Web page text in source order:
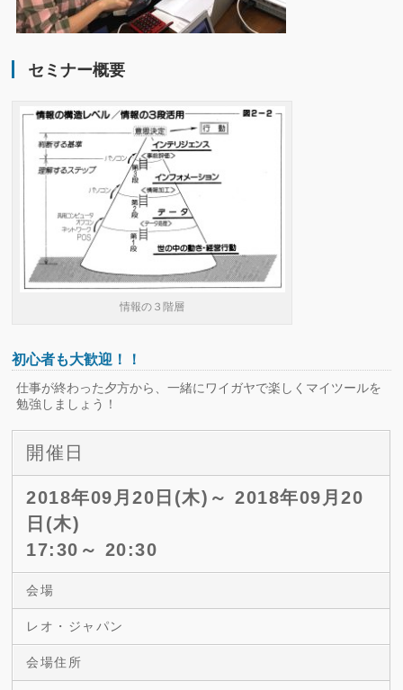
セミナー概要
情報の３階層
初心者も大歓迎！！
仕事が終わった夕方から、一緒にワイガヤで楽しくマイツールを
勉強しましょう！
開催日
2018年09月20日(木)～ 2018年09月20
日(木)
17:30～ 20:30
会場
レオ・ジャパン
会場住所